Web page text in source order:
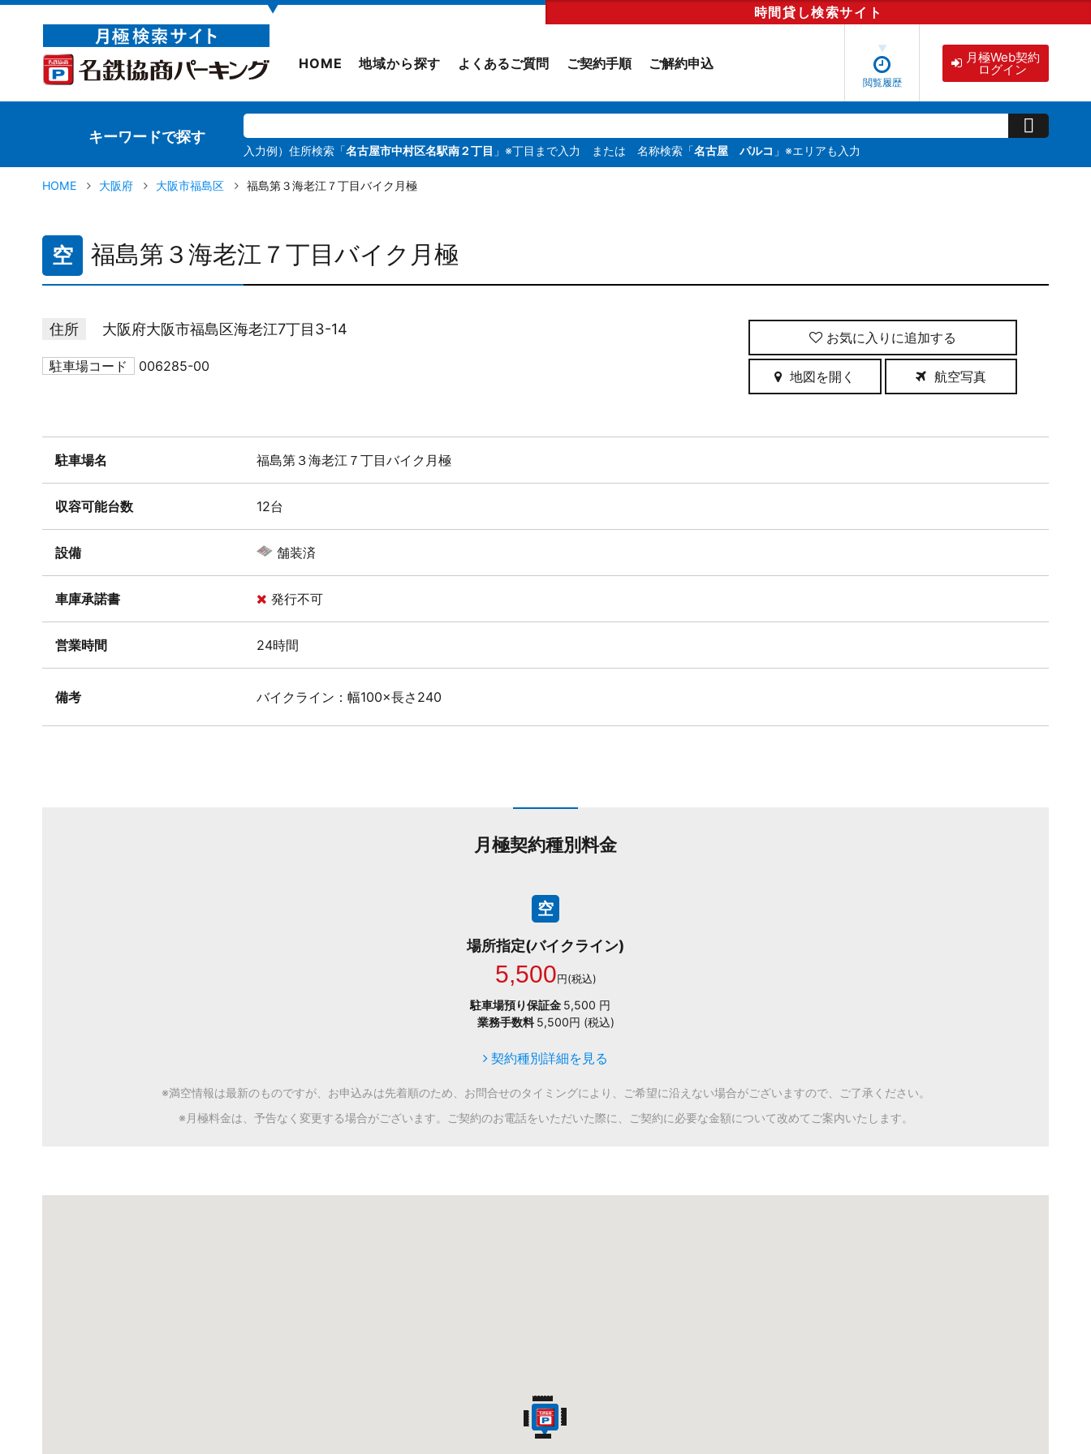
▼ 時間貸し検索サイト
HOME 地域から探す よくあるご質問 ご契約手順 ご解約申込
閲覧履歴
月極Web契約
ログイン
キーワードで探す
入力例）住所検索「名古屋市中村区名駅南２丁目 」※丁目まで入力 または 名称検索「名古屋 パルコ 」※エリアも入力
HOME 大阪府 大阪市福島区 福島第３海老江７丁目バイク月極
空 福島第３海老江７丁目バイク月極
住所 大阪府大阪市福島区海老江7丁目3-14
駐車場コード 006285-00
お気に入りに追加
地図を開く 航空写真
駐車場名 福島第３海老江７丁目バイク月極
収容可能台数 12台
設備 舗装済
車庫承諾書 発行不可
営業時間 24時間
備考 バイクライン：幅100×長さ240
月極契約種別料金
空
場所指定(バイクライン)
5,500円(税込)
駐車場預り保証金 5,500 円
業務手数料 5,500円 (税込)
契約種別詳細を見る
※満空情報は最新のものですが、お申込みは先着順のため、お問合せのタイミングにより、ご希望に沿えない場合がございますので、ご了承ください。
※月極料金は、予告なく変更する場合がございます。ご契約のお電話をいただいた際に、ご契約に必要な金額について改めてご案内いたします。